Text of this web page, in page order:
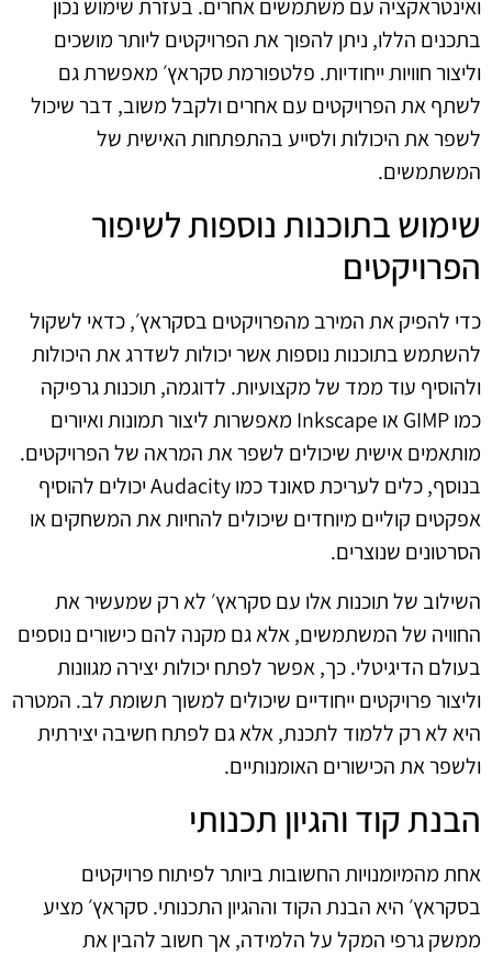
ואינטראקציה עם משתמשים אחרים. בעזרת שימוש נכון
בתכנים הללו, ניתן להפוך את הפרויקטים ליותר מושכים
וליצור חוויות ייחודיות. פלטפורמת סקראץ׳ מאפשרת גם
לשתף את הפרויקטים עם אחרים ולקבל משוב, דבר שיכול
לשפר את היכולות ולסייע בהתפתחות האישית של
המשתמשים.
שימוש בתוכנות נוספות לשיפור
הפרויקטים
כדי להפיק את המירב מהפרויקטים בסקראץ׳, כדאי לשקול
להשתמש בתוכנות נוספות אשר יכולות לשדרג את היכולות
ולהוסיף עוד ממד של מקצועיות. לדוגמה, תוכנות גרפיקה
כמו GIMP או Inkscape מאפשרות ליצור תמונות ואיורים
מותאמים אישית שיכולים לשפר את המראה של הפרויקטים.
בנוסף, כלים לעריכת סאונד כמו Audacity יכולים להוסיף
אפקטים קוליים מיוחדים שיכולים להחיות את המשחקים או
הסרטונים שנוצרים.
השילוב של תוכנות אלו עם סקראץ׳ לא רק שמעשיר את
החוויה של המשתמשים, אלא גם מקנה להם כישורים נוספים
בעולם הדיגיטלי. כך, אפשר לפתח יכולות יצירה מגוונות
וליצור פרויקטים ייחודיים שיכולים למשוך תשומת לב. המטרה
היא לא רק ללמוד לתכנת, אלא גם לפתח חשיבה יצירתית
ולשפר את הכישורים האומנותיים.
הבנת קוד והגיון תכנותי
אחת מהמיומנויות החשובות ביותר לפיתוח פרויקטים
בסקראץ׳ היא הבנת הקוד וההגיון התכנותי. סקראץ׳ מציע
ממשק גרפי המקל על הלמידה, אך חשוב להבין את